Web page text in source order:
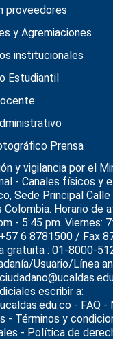
proveedores
y Agremiaciones
institucionales
Estudiantil
Prensa
y vigilancia por el
- Canales físicos y
Sede Principal
Colombia. Horario de
- 5:45 pm. Viernes:
6 8781500 / Fax
gratuita : 01-8000-
Usuario/Línea
escribir a:
- FAQ -
- Términos y
- Política de